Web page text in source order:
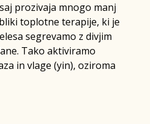
prozivaja mnogo manj
toplotne terapije, ki je
segrevamo z divjim
Tako aktiviramo
in vlage (yin), oziroma